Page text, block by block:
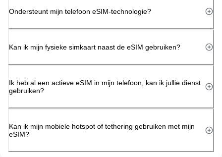
Ondersteunt mijn telefoon eSIM-technologie?
Kan ik mijn fysieke simkaart naast de eSIM gebruiken?
Ik heb al een actieve eSIM in mijn telefoon, kan ik jullie dienst
gebruiken?
Kan ik mijn mobiele hotspot of tethering gebruiken met mijn
eSIM?